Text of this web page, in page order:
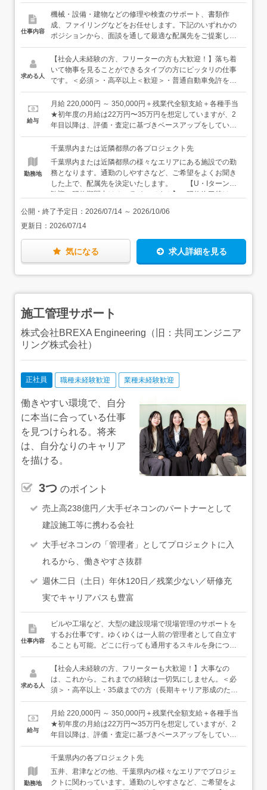
仕事内容
機械・設備・建物などの修理や検査のサポート、書類作
成、ファイリングなどをお任せします。下記のいずれかの
ポジションから、面談を通して最適な配属先をご提案しま
す。いずれのポジションも、簡単な業務から少しずつお任
せします。プラント施設の「いつも通り」を保つサポート
役と、プラント施設が問題なく稼働できるかチェックする
検査役のふたつがあります。＜オペレーション・メンテナ
巡回・点検業務、メンテナンスの手配、制御室での運転監
視、書類作成などを通じて、機械・設備の安定稼働を実現
する仕事です。日々の定期点検を終え、問題がなければ見
ていますので、機械に詳しくない方や電気の知識がない方
でも安心してチャレンジできます。＜検査＞検査の方に
は、建物や機械の非破壊検査や修理、書類作成などをお任
せします。非破壊検査とは、対象物を壊したり傷つけたり
することなく、その内部の欠陥や構造を調査すること。こ
ちらもチェックシートがありますので、未経験の方でも安
心です。【研修について】入社後は約1ヶ月の導入研修を
際の業務を学んでいきます。もちろん教育担当となる先輩
社員が、皆さんの成長をイチからサポートしていきますの
で、安心してください！【ひとり立ち後は…】一通り業務
を覚えた後は、資格取得にもチャレンジしていきましょ
キストや願書を無料で配布しています！資格取得後は、資
ていますので、ぜひチャレンジしてみてくださいね！
求める人
【社会人未経験の方、フリーターの方も大歓迎！】落ち着
いて物事を見ることができるタイプの方にピッタリの仕事
です。＜必須＞・高卒以上＜歓迎＞・普通自動車免許をお
持ちの方（AT限定でOK）・落ち着いて物事を見ることが
できる方・コツコツ仕事して、自分のペースで成長してい
きたい方居酒屋スタッフ・アミューズメント店のホールス
タッフ・清掃スタッフなどなど、様々な前職の先輩たち
れる安定したスキルを身につけています。豊富な育成ノウ
応援します！
給与
月給 220,000円 ～ 350,000円＋残業代全額支給＋各種手当
★初年度の月給は22万円〜35万円を想定していますが、2
年目以降は、評価・査定に基づきベースアップをしていき
ます。【年収例】年収450万円：30歳／未経験入社4年目
（賞与・残業代・資格手当・各種手当含む）
勤務地
千葉県内または近隣都県の各プロジェクト先
千葉県内または近隣都県の様々なエリアにある施設での勤
務となります。通勤のしやすさなど、ご希望をよくお聞き
した上で、配属先を決定いたします。 【U・Iターン大
歓迎／研修期間中はオンラインです！】 研修終了後は、
きの単身用社宅有】 お住まいから通勤が難しい方は、家
具・家電付きの単身用社宅を利用することもできます。初
期費用や引越費用を会社が負担するうえ、家賃半額補助
（地域別に上限あり）もあるので、最小限の出費に抑え
て、新しい仕事・新しい生活を始められます。
公開・終了予定日： 2026/07/14 ～ 2026/10/06
更新日： 2026/07/14
気になる 求人詳細を見る
施工管理サポート
株式会社BREXA Engineering（旧：共同エンジニア
リング株式会社）
正社員 職種未経験歓迎 業種未経験歓迎
働きやすい環境で、自分
に本当に合っている仕事
を見つけられる。将来
は、自分なりのキャリア
を描ける。
3つ のポイント
売上高238億円／大手ゼネコンのパートナーとして
建設施工等に携わる会社
大手ゼネコンの「管理者」としてプロジェクトに入
れるから、働きやすさ抜群
週休二日（土日）年休120日／残業少ない／研修充
実でキャリアパスも豊富
仕事内容
ビルや工場など、大型の建設現場で現場管理のサポートを
するお仕事です。ゆくゆくは一人前の管理者として自立す
ることも可能。どこに行っても通用するスキルを身につけ
ることができる環境です。充実した環境で、あなたを大事
に育てます。＜具体的には…＞●安全管理のサポート：職
人さんが怪我をしないように危険な箇所に目印をつけ、事
前に周知したり、熱中症にならないよう水分補給のお声が
造られているかを確認し、写真を撮って記録を残します。
●スケジュール管理：工事スケジュールが予定通り進むよ
うに、作業内容や材料の搬入時間などを記入します。など
礎から学んでいただけます。社会人未経験の方や正社員で
の勤務経験がない方は、挨拶や敬語の使い方等、ビジネス
マナーから習得することができますし、メモの取り方や
TODOリストの作成方法等、仕事を円滑に進めるための基
求める人
【社会人未経験の方、フリーターも大歓迎！】大事なの
は、これから。これまでの経験は一切気にしません。＜必
須＞・高卒以上・35歳までの方（長期キャリア形成のた
め）＜歓迎＞・普通自動車免許をお持ちの方（AT限定で
OK）・みんなで力を合わせて何かを達成する喜びを感じて
みたい方・自分の将来をより良いものにするために、一歩
一歩学んでいきたい方居酒屋スタッフ・アミューズメント
の仲間たちが、経験・知識ゼロから立派な管理者・技術者
トで、あなたのキャリアを全力で応援します！
給与
月給 220,000円 ～ 350,000円＋残業代全額支給＋各種手当
★初年度の月給は22万円〜35万円を想定していますが、2
年目以降は、評価・査定に基づきベースアップをしていき
ます。【年収例】年収450万円：22歳／未経験入社1年目
（賞与・残業代含む）年収500万円：29歳／未経験入社6年
目（賞与・残業代・各種手当含む）年収600万円：35歳／
未経験入社11年目（賞与・残業代・各種手当含む）
勤務地
千葉県内の各プロジェクト先
五井、君津などの他、千葉県内の様々なエリアでプロジェ
クトに関わっています。通勤のしやすさなど、ご希望をよ